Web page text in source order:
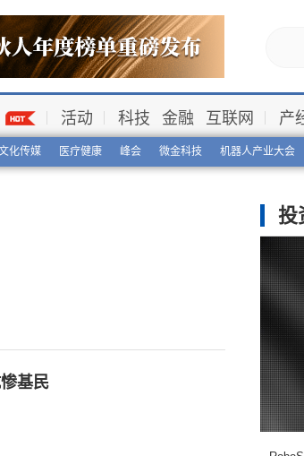
化传媒 医疗健康 峰会 微金科技 机器人产业大会
活动 科技 金融 互联网 产
基民
投